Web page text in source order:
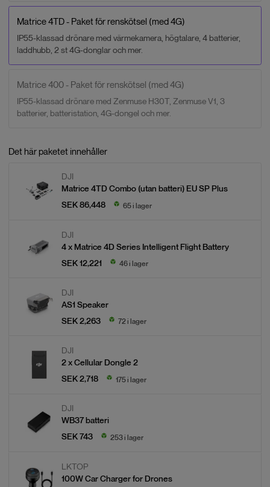
Matrice 4TD - Paket för renskötsel (med 4G)
IP55-klassad drönare med värmekamera, högtalare, 4 batterier,
laddhubb, 2 st 4G-donglar och mer.
Matrice 400 - Paket för renskötsel (med 4G)
IP55-klassad drönare med Zenmuse H30T, Zenmuse V1, 3
batterier, batteristation, 4G-dongel och mer.
Det här paketet innehåller
DJI
Matrice 4TD Combo (utan batteri) EU SP Plus
SEK 86,448
65 i lager
DJI
4 x Matrice 4D Series Intelligent Flight Battery
SEK 12,221
46 i lager
DJI
AS1 Speaker
SEK 2,263
72 i lager
DJI
2 xCellular Dongle 2
SEK 2,718
175 i lager
DJI
WB37 batteri
SEK 743
253 i lager
LKTOP
100W Car Charger for Drones